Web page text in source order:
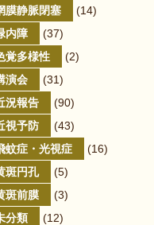
膜静脈閉塞
(14)
内障
(37)
覚多様性
(2)
演会
(31)
況報告
(90)
視予防
(43)
蚊症・光視症
(16)
斑円孔
(5)
斑前膜
(3)
分類
(12)